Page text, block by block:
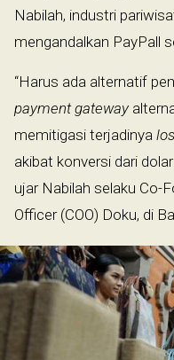
Nabilah, industri
mengandalkan PayPall
“Harus ada alternatif
payment gateway
memitigasi terjadinya
akibat konversi dari
ujar Nabilah selaku Co-
Officer (COO) Doku, di